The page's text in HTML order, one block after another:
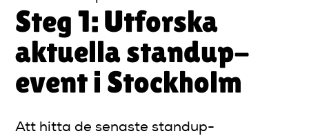
Steg 1: Utforska
aktuella standup-
event i Stockholm
Att hitta de senaste standup-